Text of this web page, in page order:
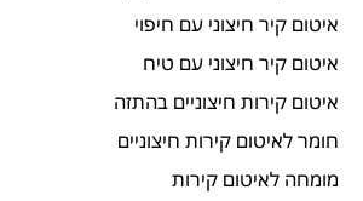
איטום קיר חיצוני עם חיפוי
איטום קיר חיצוני עם טיח
איטום קירות חיצוניים בהתזה
חומר לאיטום קירות חיצוניים
מומחה לאיטום קירות